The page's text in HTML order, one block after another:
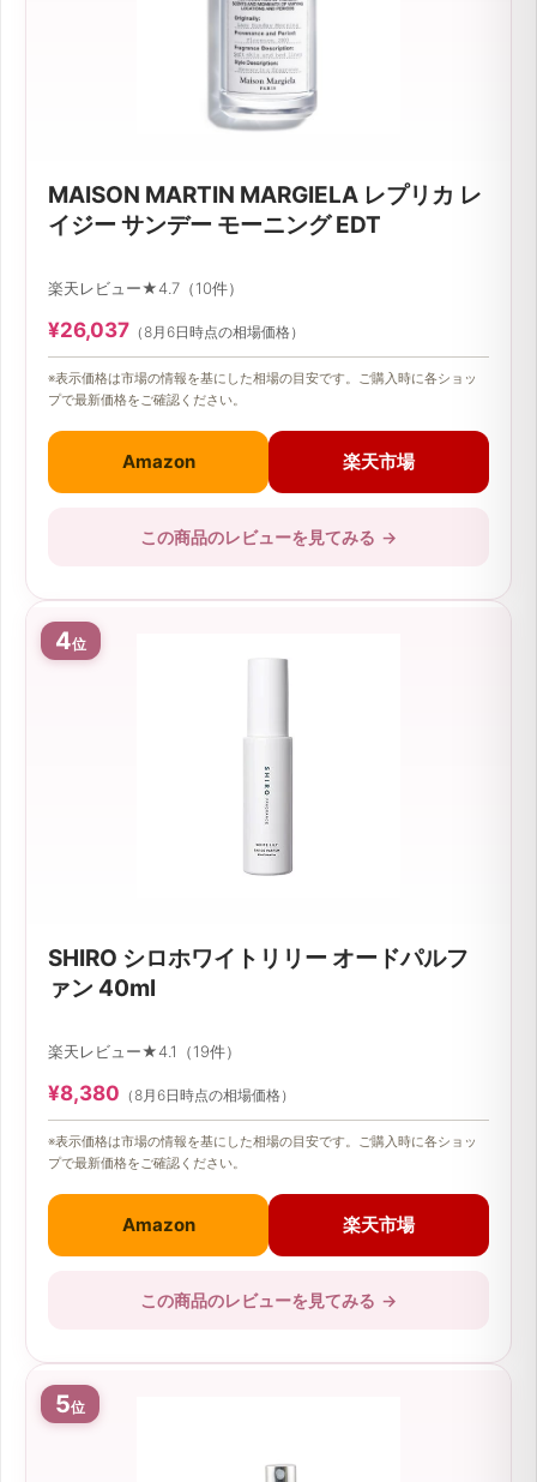
MAISON MARTIN MARGIELA レプリカ レ
イジー サンデー モーニング EDT
楽天レビュー★4.7（10件）
¥26,037 （8月6日時点の相場価格）
※表示価格は市場の情報を基にした相場の目安です。ご購入時に各ショッ
プで最新価格をご確認ください。
Amazon 楽天市場
この商品のレビューを見てみる →
4位
SHIRO シロホワイトリリー オードパルフ
ァン 40ml
楽天レビュー★4.1（19件）
¥8,380 （8月6日時点の相場価格）
※表示価格は市場の情報を基にした相場の目安です。ご購入時に各ショッ
プで最新価格をご確認ください。
Amazon 楽天市場
この商品のレビューを見てみる →
5位